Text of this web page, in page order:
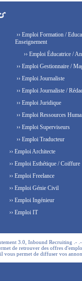
›› Emploi Formation /
Enseignement
›› Emploi Éducatrice /
›› Emploi Gestionnaire /
›› Emploi Journaliste
›› Emploi Journaliste /
›› Emploi Juridique
›› Emploi Ressources
›› Emploi Superviseurs
›› Emploi Traducteur
›› Emploi Architecte
›› Emploi Esthétique / Coiffure
›› Emploi Freelance
›› Emploi Génie Civil
›› Emploi Ingénieur
›› Emploi IT
3.0, Inbound Recruiting .-
de retrouver des offres
vous permet de diffuser vos